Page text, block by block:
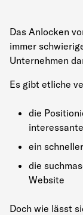
Das Anlocken
immer
Unternehmen
Es gibt etliche
die
ein
die
Website
Doch wie lässt